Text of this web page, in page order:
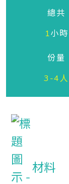
總共
1小時
份量
3-4人
材料